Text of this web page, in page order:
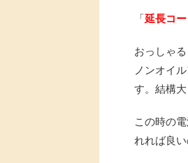
「延長コ
おっしゃ
ノンオイ
す。結構大
この時の
れれば良